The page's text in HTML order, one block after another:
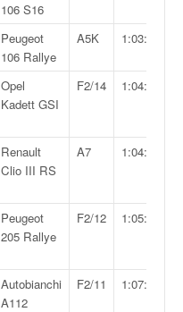
106 S16
Peugeot
106 Rallye
A5K 1:03:52.1
Opel
Kadett GSI
F2/14 1:04:12.7
Renault
Clio III RS
A7 1:04:24.2
Peugeot
205 Rallye
F2/12 1:05:41.4
Autobianchi
A112
F2/11 1:07:25.8